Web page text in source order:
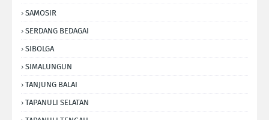
SAMOSIR
SERDANG BEDAGAI
SIBOLGA
SIMALUNGUN
TANJUNG BALAI
TAPANULI SELATAN